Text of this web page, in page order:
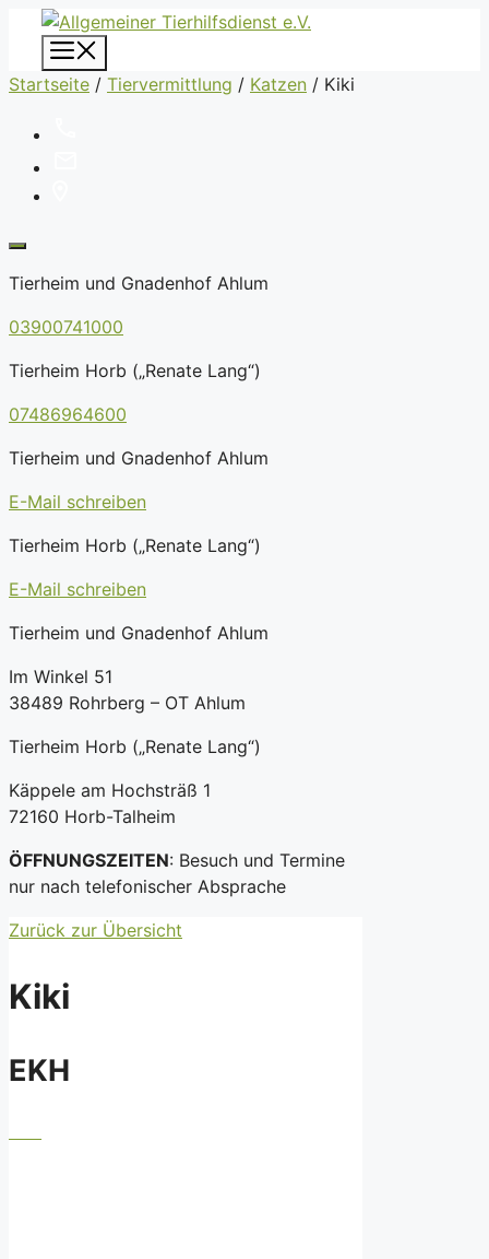
Zum
Inhalt
springen
Startseite / Tiervermittlung / Katzen / Kiki
Tierheim und Gnadenhof Ahlum
03900741000
Tierheim Horb („Renate Lang“)
07486964600
Tierheim und Gnadenhof Ahlum
E-Mail schreiben
Tierheim Horb („Renate Lang“)
E-Mail schreiben
Tierheim und Gnadenhof Ahlum
Im Winkel 51
38489 Rohrberg – OT Ahlum
Tierheim Horb („Renate Lang“)
Käppele am Hochsträß 1
72160 Horb-Talheim
ÖFFNUNGSZEITEN: Besuch und Termine
nur nach telefonischer Absprache
Zurück zur Übersicht
Kiki
EKH